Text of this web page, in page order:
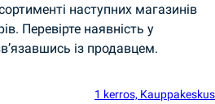
наступних магазинів
Перевірте наявність у
із продавцем.
1 kerros, Kauppakeskus